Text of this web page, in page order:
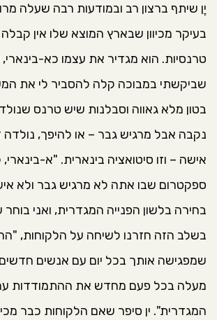
יֶן שיתף ברצון רב ובמודעות רבה שעלה
בעיקר מכיוון שבארץ המוצא שלו אין
טרנסיות. הוא מגדיר את עצמו כא-בינארי,
שביקשתי במבוכה קלה להסביר לי את
בטון מלא גאווה וסבלנות שיש טרנס
נקבה אבל מרגיש גבר – או להיפך,
אישה – וזו סיטואציה בינארית. "א-
ספקטרום שבו אתה לא מרגיש גבר ולא
בחירה בלשון הפנייה המגדרית, ואני
בשלב הזה חזרנו לשיחה על הלקוחות,
שמפגישה אותך בכל יום עם אנשים חדשים
מעלה בכל פעם מחדש את ההתמודדות
המגדרית". ין סיפר שאם הלקוחות כבר